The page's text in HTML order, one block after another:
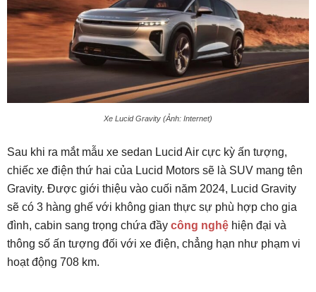
Xe Lucid Gravity (Ảnh: Internet)
Sau khi ra mắt mẫu xe sedan Lucid Air cực kỳ ấn tượng,
chiếc xe điện thứ hai của Lucid Motors sẽ là SUV mang tên
Gravity. Được giới thiệu vào cuối năm 2024, Lucid Gravity
sẽ có 3 hàng ghế với không gian thực sự phù hợp cho gia
đình, cabin sang trọng chứa đầy công nghệ hiện đại và
thông số ấn tượng đối với xe điện, chẳng hạn như phạm vi
hoạt động 708 km.